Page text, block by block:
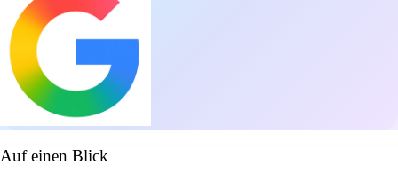
Auf einen Blick